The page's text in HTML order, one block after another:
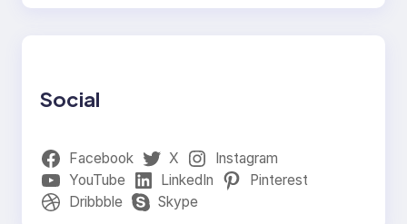
Social
Facebook X
Instagram
YouTube
LinkedIn
Pinterest
Dribbble
Skype